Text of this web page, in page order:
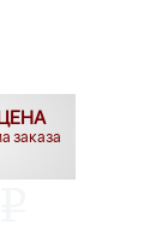
заказа